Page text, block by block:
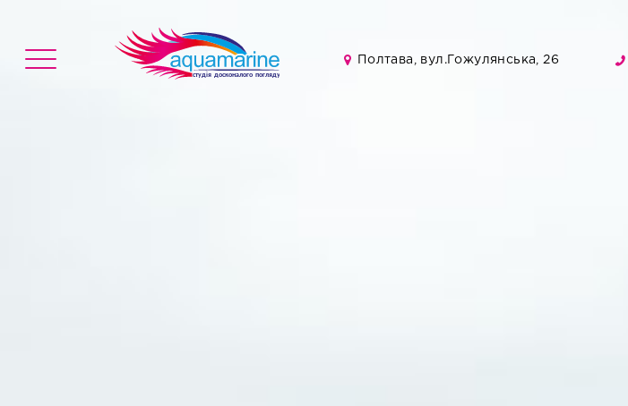
Полтава, вул.Гожулянська, 26